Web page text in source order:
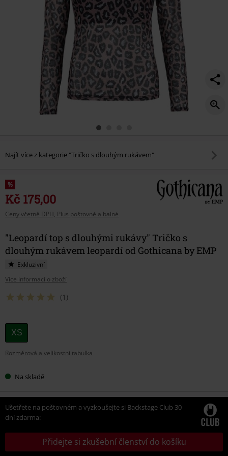
Najít více z kategorie "Tričko s dlouhým rukávem"
%
Kč 175,00
Ceny včetně DPH, Plus poštovné a balné
"Leopardí top s dlouhými rukávy" Tričko s
dlouhým rukávem leopardí od Gothicana by EMP
Exkluzivní
Více informací o zboží
(1)
Vyberte
si
velikost
XS
Rozměrová a velikostní tabulka
Na skladě
Ušetřete na poštovném a vyzkoušejte si Backstage Club 30
dní zdarma:
Přidejte si zkušební členství do košíku